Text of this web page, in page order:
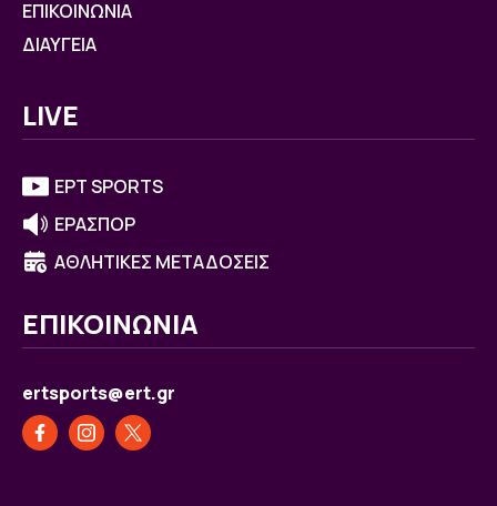
ΕΠΙΚΟΙΝΩΝΙΑ
ΔΙΑΥΓΕΙΑ
LIVE
ΕΡΤ SPORTS
ΕΡΑΣΠΟΡ
ΑΘΛΗΤΙΚΕΣ ΜΕΤΑΔΟΣΕΙΣ
ΕΠΙΚΟΙΝΩΝΙΑ
ertsports@ert.gr